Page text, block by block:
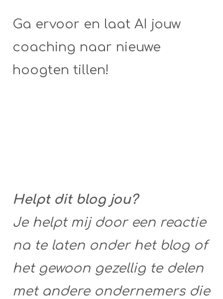
Ga ervoor en laat AI jouw
coaching naar nieuwe
hoogten tillen!
Helpt dit blog jou?
Je helpt mij door een reactie
na te laten onder het blog of
het gewoon gezellig te delen
met andere ondernemers die